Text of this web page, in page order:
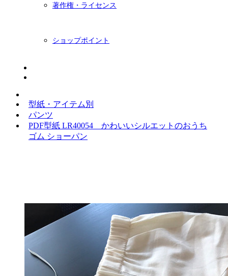
著作権・ライセンス
ショップポイント
型紙・アイテム別
パンツ
PDF型紙 LR40054 かわいいシルエットのおうち
ゴム ショーパン